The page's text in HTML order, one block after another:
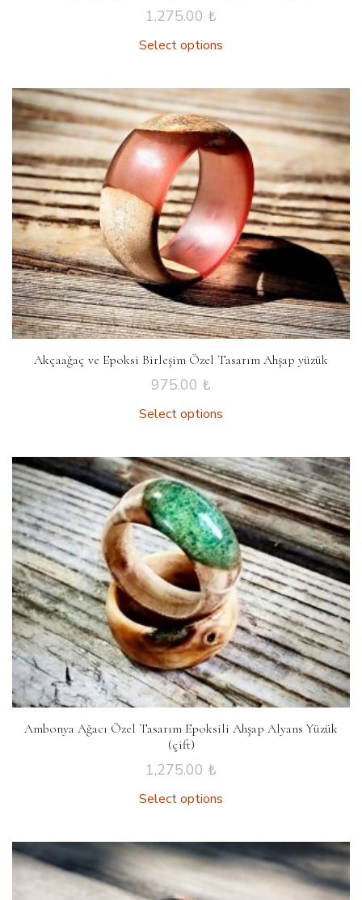
1,275.00 ₺
Select options
Akçaağaç ve Epoksi Birleşim Özel Tasarım Ahşap yüzük
975.00 ₺
Select options
Ambonya Ağacı Özel Tasarım Epoksili Ahşap Alyans Yüzük
(çift)
1,275.00 ₺
Select options